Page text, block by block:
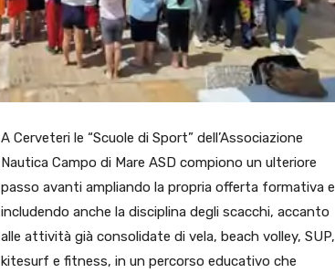
A Cerveteri le “Scuole di Sport” dell’Associazione
Nautica Campo di Mare ASD compiono un ulteriore
passo avanti ampliando la propria offerta formativa e
includendo anche la disciplina degli scacchi, accanto
alle attività già consolidate di vela, beach volley, SUP,
kitesurf e fitness, in un percorso educativo che